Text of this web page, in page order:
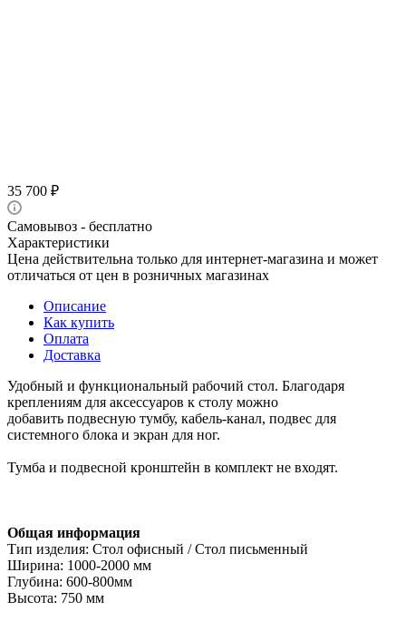
35 700 ₽
Самовывоз - бесплатно
Характеристики
Цена действительна только для интернет-магазина и может
отличаться от цен в розничных магазинах
Описание
Как купить
Оплата
Доставка
Удобный и функциональный рабочий стол. Благодаря
креплениям для аксессуаров к столу можно
добавить подвесную тумбу, кабель-канал, подвес для
системного блока и экран для ног.
Тумба и подвесной кронштейн в комплект не входят.
Общая информация
Тип изделия: Стол офисный / Стол письменный
Ширина: 1000-2000 мм
Глубина: 600-800мм
Высота: 750 мм